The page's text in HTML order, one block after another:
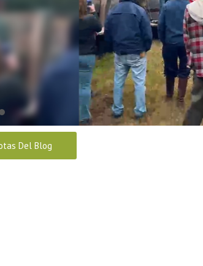
y Salud en el trabajo.
Del Blog